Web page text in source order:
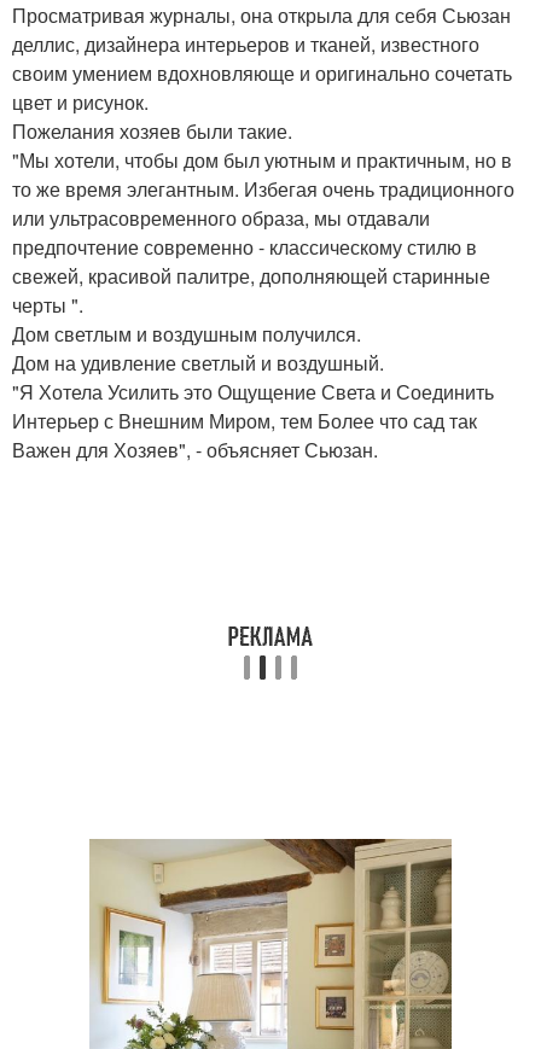
Просматривая журналы, она открыла для себя Сьюзан
деллис, дизайнера интерьеров и тканей, известного
своим умением вдохновляюще и оригинально сочетать
цвет и рисунок.
Пожелания хозяев были такие.
"Мы хотели, чтобы дом был уютным и практичным, но в
то же время элегантным. Избегая очень традиционного
или ультрасовременного образа, мы отдавали
предпочтение современно - классическому стилю в
свежей, красивой палитре, дополняющей старинные
черты ".
Дом светлым и воздушным получился.
Дом на удивление светлый и воздушный.
"Я Хотела Усилить это Ощущение Света и Соединить
Интерьер с Внешним Миром, тем Более что сад так
Важен для Хозяев", - объясняет Сьюзан.